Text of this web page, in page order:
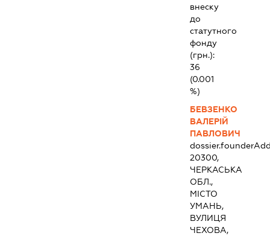
внеску
до
статутного
фонду
(грн.):
36
(0.001
%)
БЕВЗЕНКО
ВАЛЕРІЙ
ПАВЛОВИЧ
20300,
ЧЕРКАСЬКА
ОБЛ.,
МІСТО
УМАНЬ,
ВУЛИЦЯ
ЧЕХОВА,